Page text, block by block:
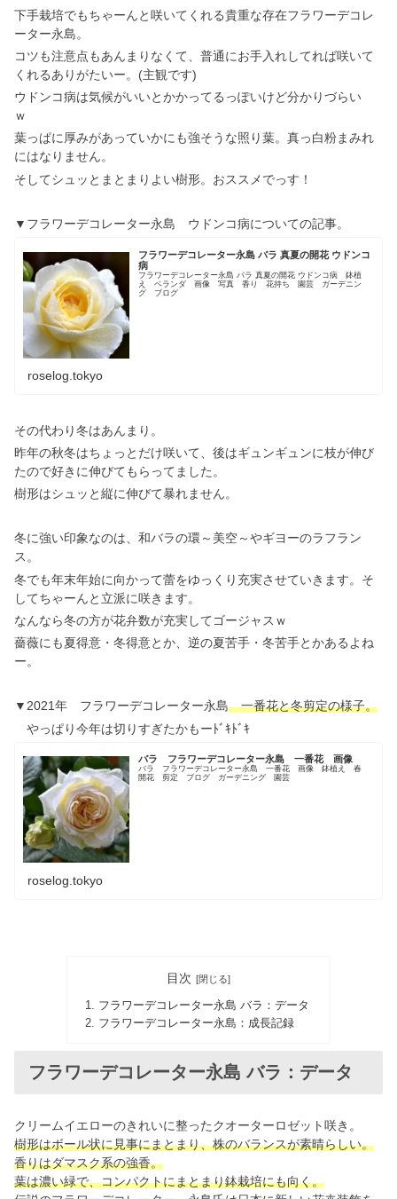
下手栽培でもちゃーんと咲いてくれる貴重な存在フラワーデコレ
ーター永島。
コツも注意点もあんまりなくて、普通にお手入れしてれば咲いて
くれるありがたいー。(主観です)
ウドンコ病は気候がいいとかかってるっぽいけど分かりづらい
ｗ
葉っぱに厚みがあっていかにも強そうな照り葉。真っ白粉まみれ
にはなりません。
そしてシュッとまとまりよい樹形。おススメでっす！
▼フラワーデコレーター永島 ウドンコ病についての記事。
フラワーデコレーター永島 バラ 真夏の開花 ウドンコ
病
フラワーデコレーター永島 バラ 真夏の開花 ウドンコ病 鉢植
え ベランダ 画像 写真 香り 花持ち 園芸 ガーデニン
グ ブログ
roselog.tokyo
その代わり冬はあんまり。
昨年の秋冬はちょっとだけ咲いて、後はギュンギュンに枝が伸び
たので好きに伸びてもらってました。
樹形はシュッと縦に伸びて暴れません。
冬に強い印象なのは、和バラの環～美空～やギヨーのラフラン
ス。
冬でも年末年始に向かって蕾をゆっくり充実させていきます。そ
してちゃーんと立派に咲きます。
なんなら冬の方が花弁数が充実してゴージャスｗ
薔薇にも夏得意・冬得意とか、逆の夏苦手・冬苦手とかあるよね
ー。
▼2021年 フラワーデコレーター永島一番花と冬剪定の様子。
やっぱり今年は切りすぎたかもーﾄﾞｷﾄﾞｷ
バラ フラワーデコレーター永島 一番花 画像
バラ フラワーデコレーター永島 一番花 画像 鉢植え 春
開花 剪定 ブログ ガーデニング 園芸
roselog.tokyo
目次
フラワーデコレーター永島 バラ：データ
フラワーデコレーター永島：成長記録
フラワーデコレーター永島 バラ：データ
クリームイエローのきれいに整ったクオーターロゼット咲き。
樹形はボール状に見事にまとまり、株のバランスが素晴らしい。
香りはダマスク系の強香。
葉は濃い緑で、コンパクトにまとまり鉢栽培にも向く。